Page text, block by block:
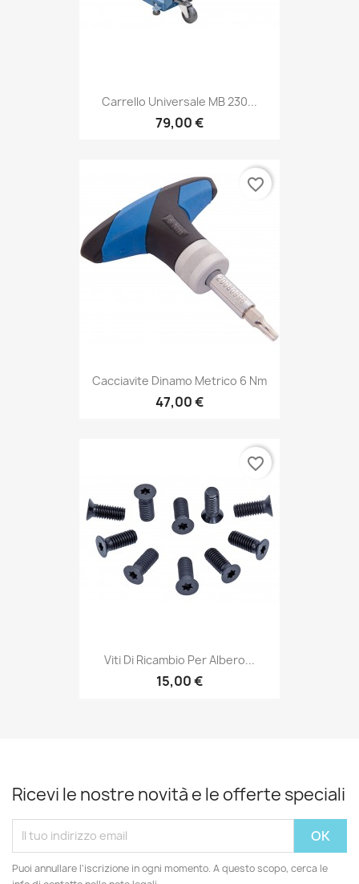
Carrello Universale MB 230...
79,00 €
Cacciavite Dinamo Metrico 6 Nm
47,00 €
favorite_border
Viti Di Ricambio Per Albero...
15,00 €
favorite_border
Ricevi le nostre novità e le offerte speciali
Puoi annullare l'iscrizione in ogni momento. A questo scopo, cerca le